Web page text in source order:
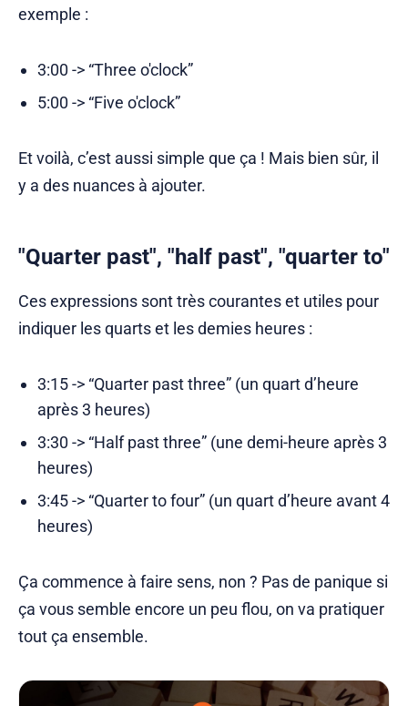
exemple :
3:00 -> “Three o'clock”
5:00 -> “Five o'clock”
Et voilà, c’est aussi simple que ça ! Mais bien sûr, il
y a des nuances à ajouter.
"Quarter past", "half past", "quarter to"
Ces expressions sont très courantes et utiles pour
indiquer les quarts et les demies heures :
3:15 -> “Quarter past three” (un quart d’heure
après 3 heures)
3:30 -> “Half past three” (une demi-heure après 3
heures)
3:45 -> “Quarter to four” (un quart d’heure avant 4
heures)
Ça commence à faire sens, non ? Pas de panique si
ça vous semble encore un peu flou, on va pratiquer
tout ça ensemble.